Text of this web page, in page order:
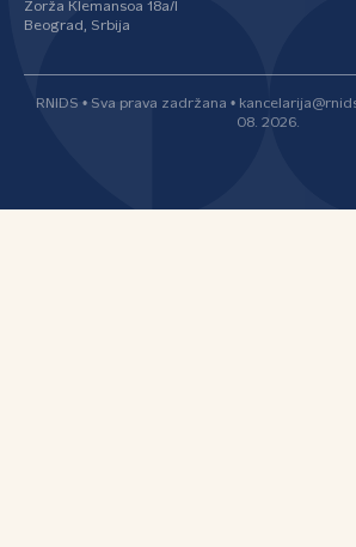
Žorža Klemansoa 18a/I
Beograd, Srbija
RNIDS • Sva prava zadržana •
08. 2026.